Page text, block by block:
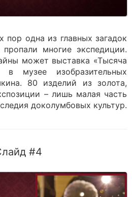
пор одна из главных загадок
многие экспедиции.
может выставка «Тысяча
музее изобразительных
80 изделий из золота,
– лишь малая часть
доколумбовых культур.
#4